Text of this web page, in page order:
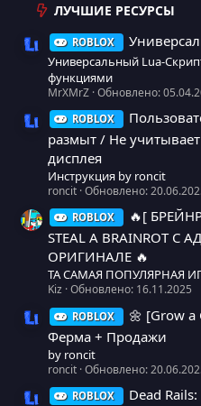
ЛУЧШИЕ РЕСУРСЫ
Иконка ресурса
ROBLOX
Универсальный Lua-
функциями
MrXMrZ Обновлено:
Иконка ресурса
ROBLOX
размыт / Не
дисплея
Инструкция by roncit
roncit Обновлено:
ROBLOX
🔥[
STEAL A BRAINROT
ОРИГИНАЛЕ 🔥
ТА САМАЯ ПОПУЛЯРНАЯ
Kiz Обновлено: 16.11.2025
Иконка ресурса
ROBLOX
🌼 [Grow
Ферма + Продажи
by roncit
roncit Обновлено:
ROBLOX Dead